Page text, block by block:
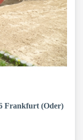
Frankfurt (Oder)